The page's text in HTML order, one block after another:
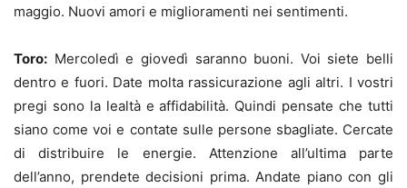
maggio. Nuovi amori e miglioramenti nei sentimenti.
Toro: Mercoledì e giovedì saranno buoni. Voi siete belli
dentro e fuori. Date molta rassicurazione agli altri. I vostri
pregi sono la lealtà e affidabilità. Quindi pensate che tutti
siano come voi e contate sulle persone sbagliate. Cercate
di distribuire le energie. Attenzione all’ultima parte
dell’anno, prendete decisioni prima. Andate piano con gli